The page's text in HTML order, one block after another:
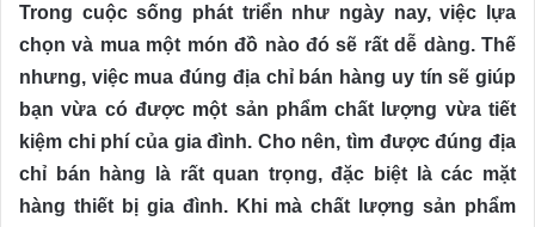
Trong cuộc sống phát triển như ngày nay, việc lựa
chọn và mua một món đồ nào đó sẽ rất dễ dàng. Thế
nhưng, việc mua đúng địa chỉ bán hàng uy tín sẽ giúp
bạn vừa có được một sản phẩm chất lượng vừa tiết
kiệm chi phí của gia đình. Cho nên, tìm được đúng địa
chỉ bán hàng là rất quan trọng, đặc biệt là các mặt
hàng thiết bị gia đình. Khi mà chất lượng sản phẩm